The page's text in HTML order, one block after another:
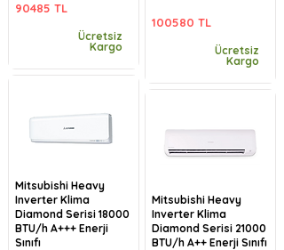
90485 TL
Ücretsiz
Kargo
Mitsubishi Heavy
Inverter Klima
Diamond Serisi 18000
BTU/h A+++ Enerji
Sınıfı
100580 TL
Ücretsiz
Kargo
Mitsubishi Heavy
Inverter Klima
Diamond Serisi 21000
BTU/h A++ Enerji Sınıfı